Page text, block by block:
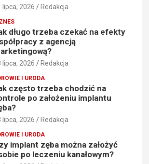
lipca, 2026 Redakcja
długo trzeba czekać na efekty
z agencją
lipca, 2026 Redakcja
I URODA
często trzeba chodzić na
po założeniu implantu
lipca, 2026 Redakcja
I URODA
implant zęba można założyć
po leczeniu kanałowym?